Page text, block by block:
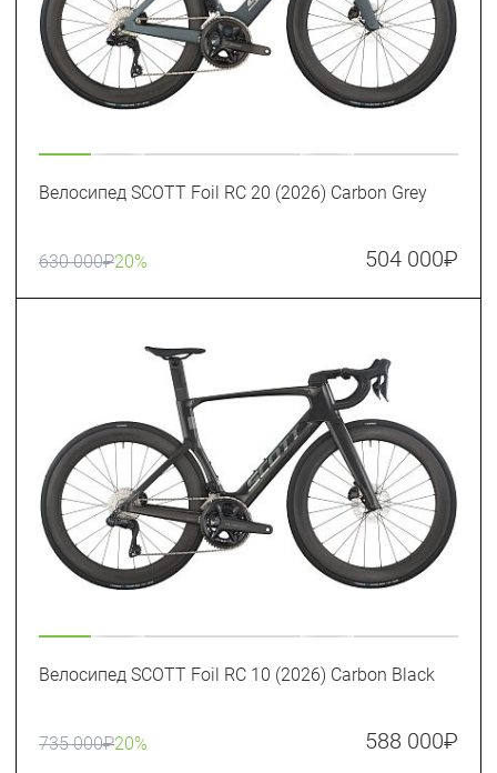
Велосипед SCOTT Foil RC 20 (2026) Carbon Grey
630 000₽20% 504 000₽
Велосипед SCOTT Foil RC 10 (2026) Carbon Black
735 000₽20% 588 000₽